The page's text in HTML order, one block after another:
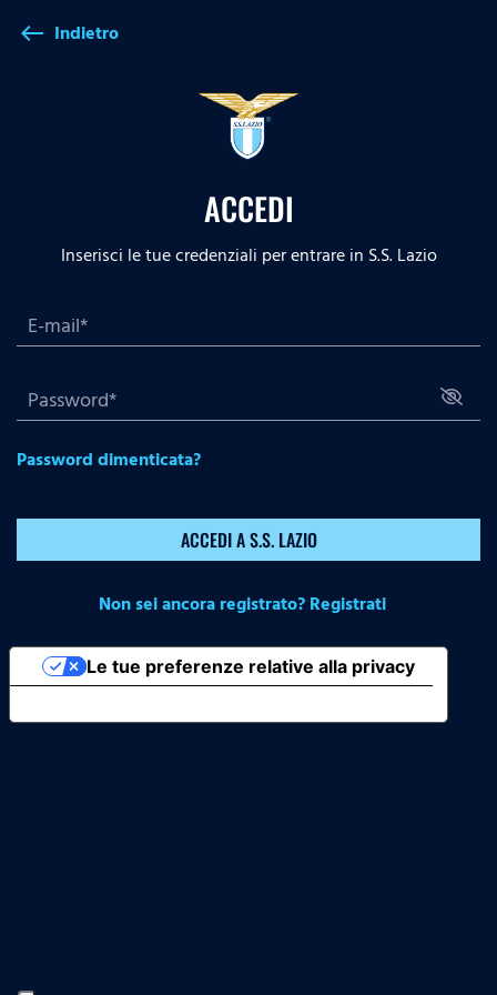
west Indietro
ACCEDI
Inserisci le tue credenziali per entrare in S.S. Lazio
Password dimenticata?
ACCEDI A S.S. LAZIO
Non sei ancora registrato? Registrati
Le tue preferenze relative alla privacy